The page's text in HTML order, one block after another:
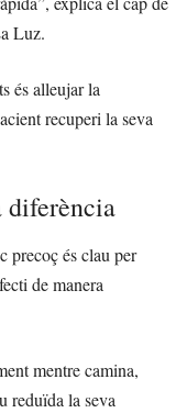
Luz.
és alleujar la
recuperi la seva
diferència
precoç és clau per
de manera
mentre camina,
reduïda la seva